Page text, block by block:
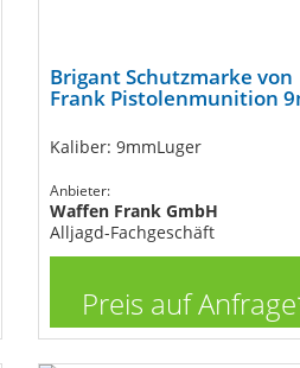
Brigant Schutzmarke von
Frank Pistolenmunition
Kaliber: 9mmLuger
Anbieter:
Waffen Frank GmbH
Alljagd-Fachgeschäft
Preis auf